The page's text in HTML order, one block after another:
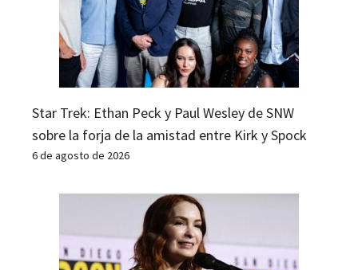
Star Trek: Ethan Peck y Paul Wesley de SNW
sobre la forja de la amistad entre Kirk y Spock
6 de agosto de 2026